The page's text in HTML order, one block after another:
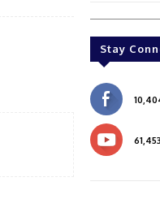
Stay
61,453